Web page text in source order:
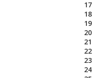
17
18
19
20
21
22
23
24